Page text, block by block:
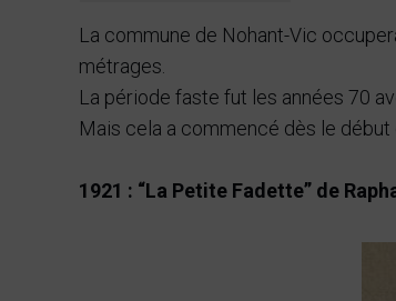
La commune de Nohant-Vic
métrages.
La période faste fut les années 70
Mais cela a commencé dès le début
1921 : “La Petite Fadette” de